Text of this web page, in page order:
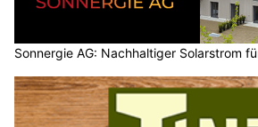
Sonnergie AG: Nachhaltiger Solarstrom